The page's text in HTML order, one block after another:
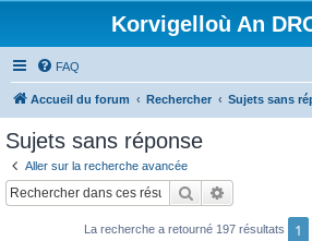
Korvigelloù An
FAQ
Accueil du forum Rechercher Sujets sans
Sujets sans réponse
Aller sur la recherche avancée
Rechercher
La recherche a retourné 197 résultats 1